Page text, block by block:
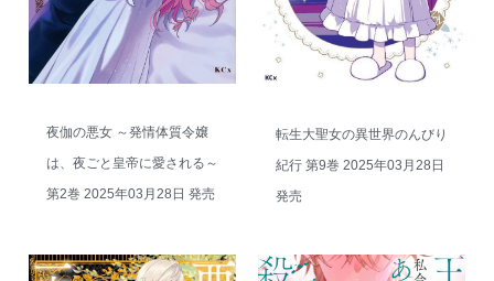
夜伽の悪女 ～発情体質令嬢
は、夜ごと皇帝に愛される～
第2巻 2025年03月28日 発売
転生大聖女の異世界のんびり
紀行 第9巻 2025年03月28日
発売